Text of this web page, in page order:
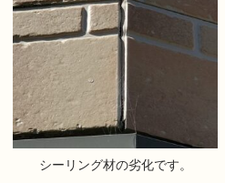
シーリング材の劣化です。